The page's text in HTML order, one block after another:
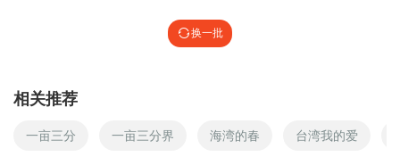
换一批
相关推荐
一亩三分 一亩三分界 海湾的春 台湾我的爱